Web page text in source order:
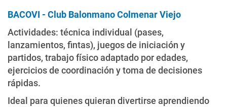
BACOVI - Club Balonmano Colmenar Viejo
Actividades: técnica individual (pases,
lanzamientos, fintas), juegos de iniciación y
partidos, trabajo físico adaptado por edades,
ejercicios de coordinación y toma de decisiones
rápidas.
Ideal para quienes quieran divertirse aprendiendo